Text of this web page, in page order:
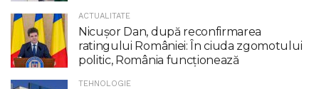
ACTUALITATE
Nicuşor Dan, după reconfirmarea
ratingului României: În ciuda zgomotului
politic, România funcţionează
TEHNOLOGIE